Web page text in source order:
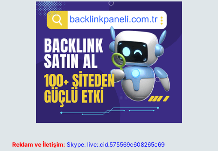
Reklam ve İletişim: Skype: live:.cid.575569c608265c69